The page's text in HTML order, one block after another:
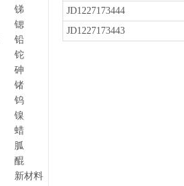
锑
锶
铅
铊
砷
锗
钨
镍
蜡
胍
醌
新材料
JD1227173444
JD1227173443